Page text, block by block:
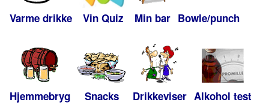
Varme drikke Vin Quiz Min bar Bowle/punch
Hjemmebryg Snacks Drikkeviser Alkohol test